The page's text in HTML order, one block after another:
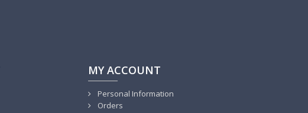
MY ACCOUNT
Personal Information
Orders